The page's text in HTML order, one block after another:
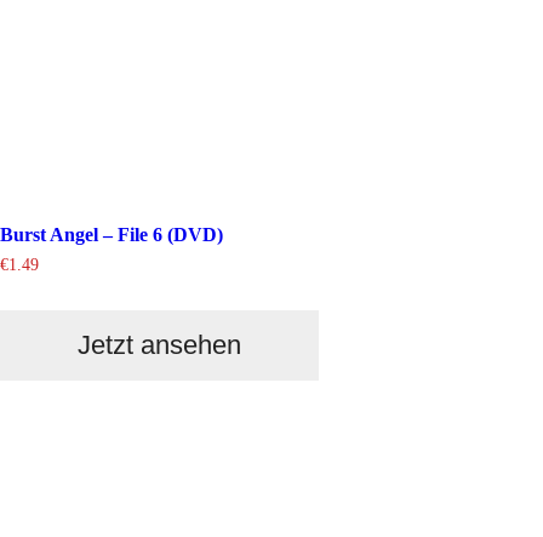
Burst Angel – File 6 (DVD)
€1.49
Jetzt ansehen